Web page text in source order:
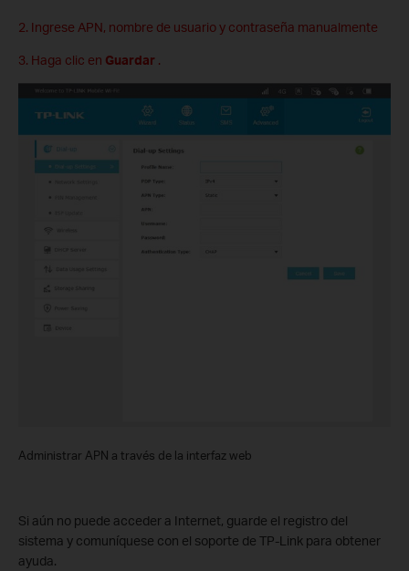
2. Ingrese APN, nombre de usuario y contraseña manualmente
3. Haga clic en Guardar .
Administrar APN a través de la interfaz web
Si aún no puede acceder a Internet, guarde el registro del
sistema y comuníquese con el soporte de TP-Link para obtener
ayuda.